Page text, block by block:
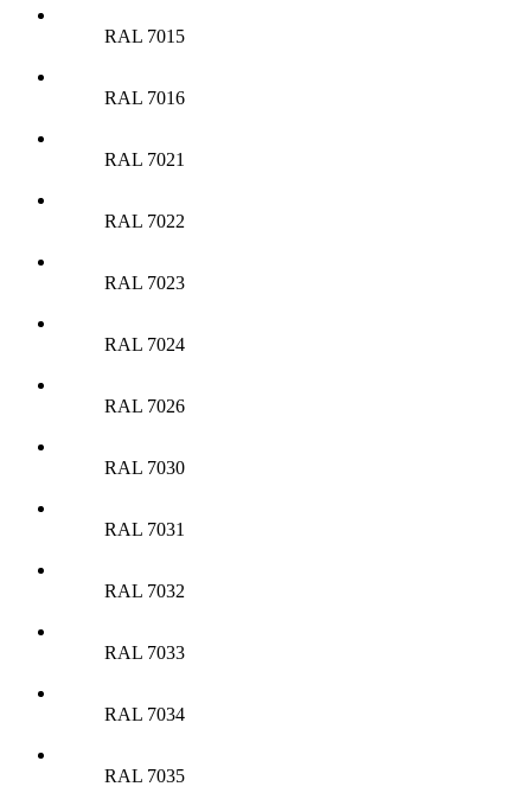
RAL 7015
RAL 7016
RAL 7021
RAL 7022
RAL 7023
RAL 7024
RAL 7026
RAL 7030
RAL 7031
RAL 7032
RAL 7033
RAL 7034
RAL 7035